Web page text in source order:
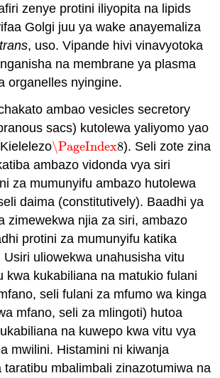
zenye protini iliyopita na lipids
Golgi juu ya wake anayemaliza
trans, uso. Vipande hivi vinavyotoka
na membrane ya plasma
organelles nyingine.
ambao vesicles secretory
sacs) kutolewa yaliyomo yao
\PageIndex8
\PageIndex8). Seli zote zina
ambazo vidonda vya siri
za mumunyifu ambazo hutolewa
daima (constitutively). Baadhi ya
zimewekwa njia za siri, ambazo
protini za mumunyifu katika
uliowekwa unahusisha vitu
kwa kukabiliana na matukio fulani
seli fulani za mfumo wa kinga
mfano, seli za mlingoti) hutoa
na kuwepo kwa vitu vya
mwilini. Histamini ni kiwanja
taratibu mbalimbali zinazotumiwa na